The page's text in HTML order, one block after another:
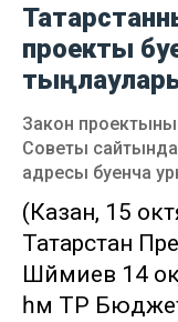
проекты
Закон
Советы
адресы буенча
(Казан, 15
Татарстан
Шәймиев 14
һәм ТР